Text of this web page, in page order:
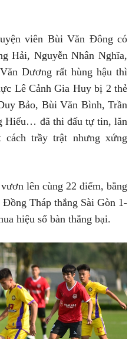
viên Bùi Văn Đông có
Hải, Nguyễn Nhân Nghĩa,
Dương rất hùng hậu thì
Lê Cảnh Gia Huy bị 2 thẻ
Bảo, Bùi Văn Bình, Trần
Hiếu… đã thi đấu tự tin, lăn
trầy trật nhưng xứng
lên cùng 22 điểm, bằng
Tháp thắng Sài Gòn 1-
hiệu số bàn thắng bại.